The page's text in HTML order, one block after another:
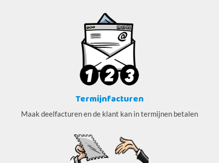
Termijnfacturen
Maak deelfacturen en de klant kan in termijnen betalen